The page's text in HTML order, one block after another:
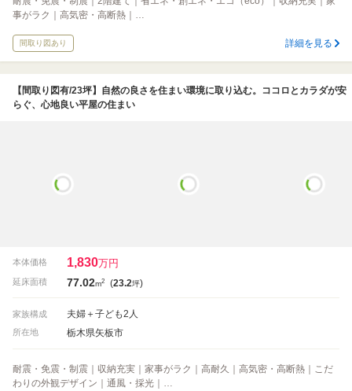
事がラク｜高気密・高断熱｜…
間取り図あり 詳細を見る
【間取り図有/23坪】自然の良さを住まい環境に取り込む。ココロとカラダが安
らぐ、心地良い平屋の住まい
本体価格 1,830万円
延床面積 77.02m2 (23.2坪)
家族構成 夫婦＋子ども2人
所在地 栃木県矢板市
耐震・免震・制震｜収納充実｜家事がラク｜高耐久｜高気密・高断熱｜こだ
わりの外観デザイン｜通風・採光｜…